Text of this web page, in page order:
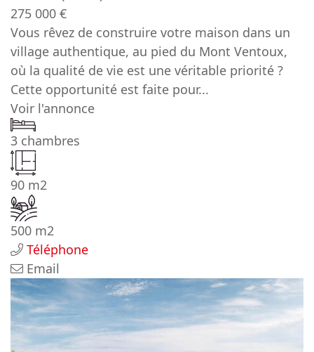
275 000 €
Vous rêvez de construire votre maison dans un
village authentique, au pied du Mont Ventoux,
où la qualité de vie est une véritable priorité ?
Cette opportunité est faite pour...
Voir l'annonce
3 chambres
90 m2
500 m2
Téléphone
Email